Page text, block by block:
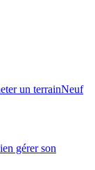
un terrainNeuf
gérer son